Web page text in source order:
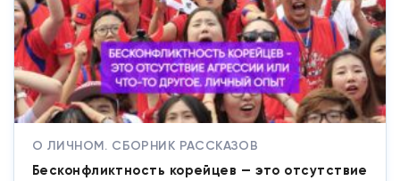
О ЛИЧНОМ. СБОРНИК РАССКАЗОВ
Бесконфликтность корейцев — это отсутствие